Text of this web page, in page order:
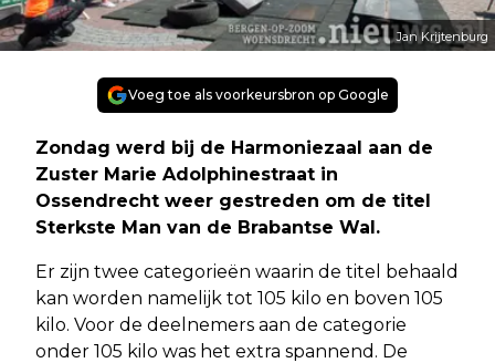
Jan Krijtenburg
Voeg toe als voorkeursbron op Google
Zondag werd bij de Harmoniezaal aan de
Zuster Marie Adolphinestraat in
Ossendrecht weer gestreden om de titel
Sterkste Man van de Brabantse Wal.
Er zijn twee categorieën waarin de titel behaald
kan worden namelijk tot 105 kilo en boven 105
kilo. Voor de deelnemers aan de categorie
onder 105 kilo was het extra spannend. De